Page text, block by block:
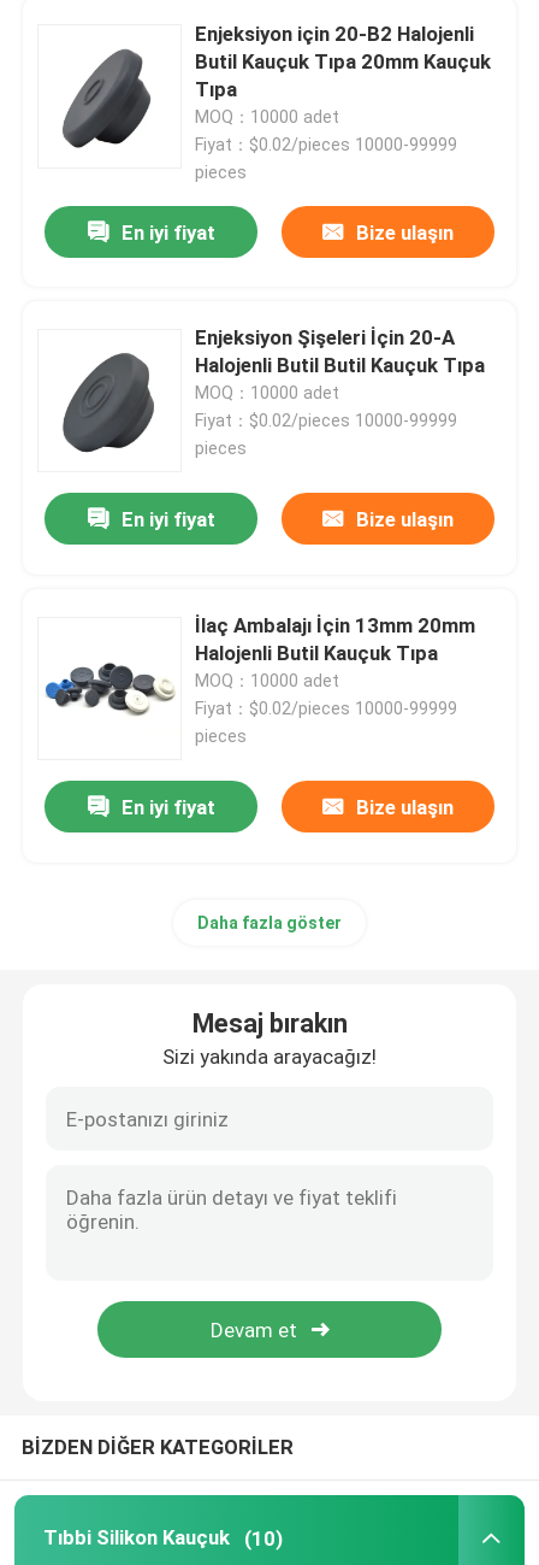
Enjeksiyon için 20-B2 Halojenli
Butil Kauçuk Tıpa 20mm Kauçuk
Tıpa
MOQ：10000 adet
Fiyat：$0.02/pieces 10000-99999
pieces
En iyi fiyat Bize ulaşın
Enjeksiyon Şişeleri İçin 20-A
Halojenli Butil Butil Kauçuk Tıpa
MOQ：10000 adet
Fiyat：$0.02/pieces 10000-99999
pieces
En iyi fiyat Bize ulaşın
İlaç Ambalajı İçin 13mm 20mm
Halojenli Butil Kauçuk Tıpa
MOQ：10000 adet
Fiyat：$0.02/pieces 10000-99999
pieces
En iyi fiyat Bize ulaşın
Daha fazla göster
Mesaj bırakın
Sizi yakında arayacağız!
BİZDEN DİĞER KATEGORİLER
Tıbbi Silikon Kauçuk (10)